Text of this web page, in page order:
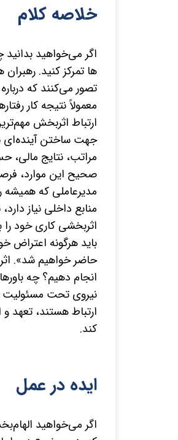
خلاصه کلام
اگر می­‌خواهید
ها تمرکز کنید.
تصور می­‌کنند که
معمولاً نتیجه کار
ارتباط اثربخش
جهت ساختن آینده­‌ای
مراتب، نتایج مالی،
صحیح این موارد،
مدیرعاملی که
منابع داخلی نیاز
باید هرگونه
حاضر خواهیم شد».
ارتباط هستند، تعهد
کند.
ایده در عمل
اگر می‌­خواهید